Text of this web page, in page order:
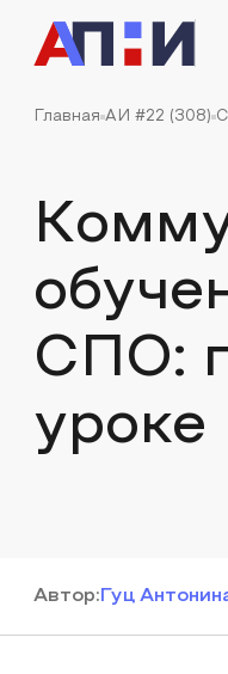
Главная АИ #22 (308)
СПО:
уроке
Автор: Гуц